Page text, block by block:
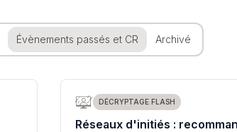
Évènements passés et CR Archivé
DÉCRYPTAGE FLASH
Réseaux d'initiés :